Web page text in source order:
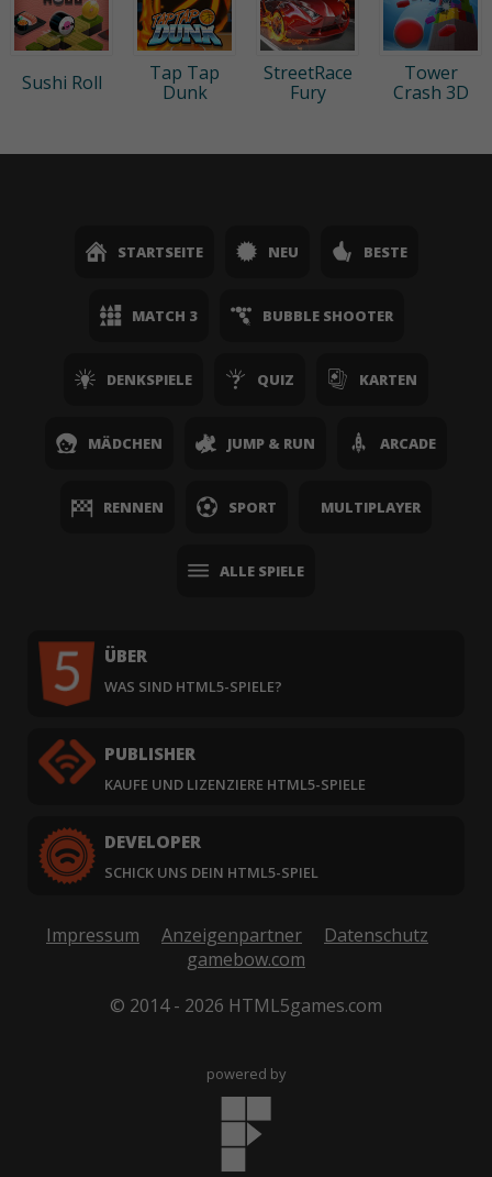
Sushi Roll
Tap Tap
Dunk
StreetRace
Fury
Tower
Crash 3D
STARTSEITE NEU BESTE
MATCH 3 BUBBLE SHOOTER
DENKSPIELE QUIZ KARTEN
MÄDCHEN JUMP & RUN ARCADE
RENNEN SPORT MULTIPLAYER
ALLE SPIELE
ÜBER
WAS SIND HTML5-SPIELE?
PUBLISHER
KAUFE UND LIZENZIERE HTML5-SPIELE
DEVELOPER
SCHICK UNS DEIN HTML5-SPIEL
Impressum Anzeigenpartner
Datenschutz
gamebow.com
© 2014 - 2026 HTML5games.com
powered by